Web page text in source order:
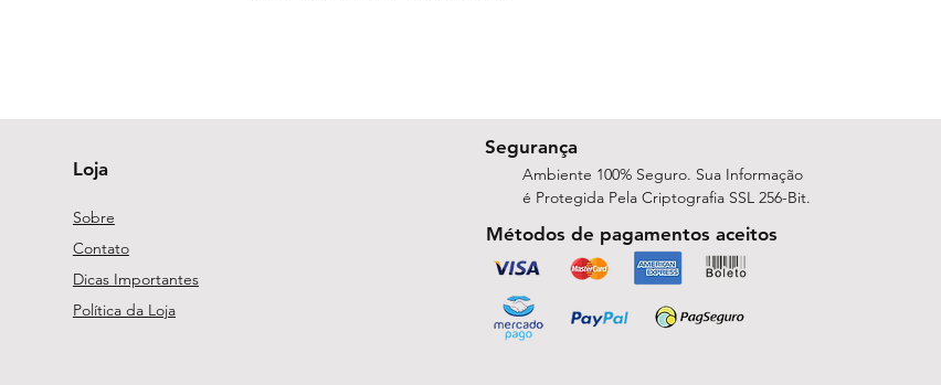
Loja
Sobre
Contato
Dicas Importantes
Política da Loja
Segurança
Ambiente 100% Seguro. Sua Informação
é Protegida Pela Criptografia SSL 256-Bit.
Métodos de pagamentos aceitos